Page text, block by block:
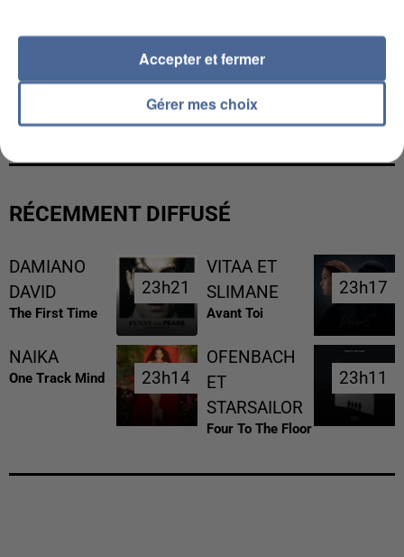
L’UN DES FONDATEURS SUPPOSÉS DE LA DZ
RÉCEMMENT DIFFUSÉ
DAMIANO
DAVID
The First Time
23h21
23h21
VITAA ET
SLIMANE
Avant Toi
23h17
23h17
NAIKA
One Track Mind 23h14
23h14
OFENBACH
ET
STARSAILOR
Four To The Floor
23h11
23h11
Gérer mes choix
Accepter et fermer